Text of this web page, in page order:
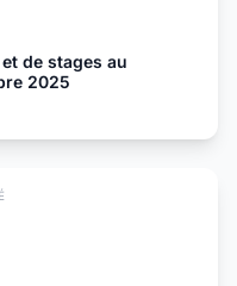
de stages au
2025